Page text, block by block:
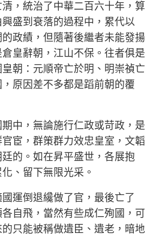
統治了中華二百六十年，算
盛到衰落的過程中，累代以
政績，但隨著後繼者未能發揚
皇辭朝，江山不保。往者俱是
朝：元順帝亡於明、明崇禎亡
原因差不多都是蹈前朝的覆
，無論施行仁政或苛政，是
宦，群策群力效忠皇室，文韜
的。如在昇平盛世，各展抱
、留下無限光采。
倒退纔做了官，最後亡了
自飛，當然有些成仁殉國，可
只能被稱做遺臣、遺老，暗地